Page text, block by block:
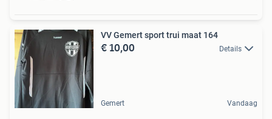
VV Gemert sport trui maat 164
€ 10,00 Details
Gemert Vandaag